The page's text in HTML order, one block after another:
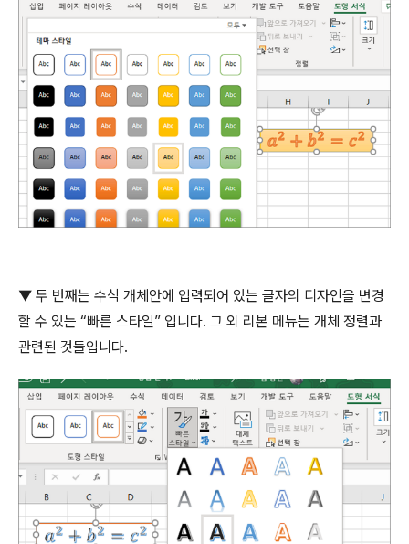
▼ 두 번째는 수식 개체안에 입력되어 있는 글자의 디자인을 변경
할 수 있는 “빠른 스타일” 입니다. 그 외 리본 메뉴는 개체 정렬과
관련된 것들입니다.